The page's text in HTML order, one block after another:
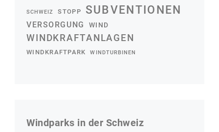
SCHWEIZ STOPP SUBVENTIONEN
VERSORGUNG WIND
WINDKRAFTANLAGEN
WINDKRAFTPARK WINDTURBINEN
Windparks in der Schweiz